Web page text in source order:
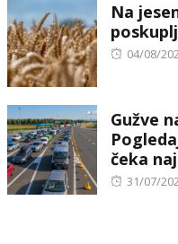
Na
Posted
04/08/
Gužve
čeka
Posted
31/07/